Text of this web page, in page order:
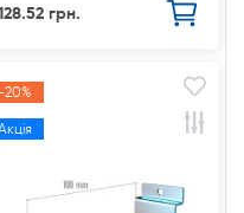
грн.
-20%